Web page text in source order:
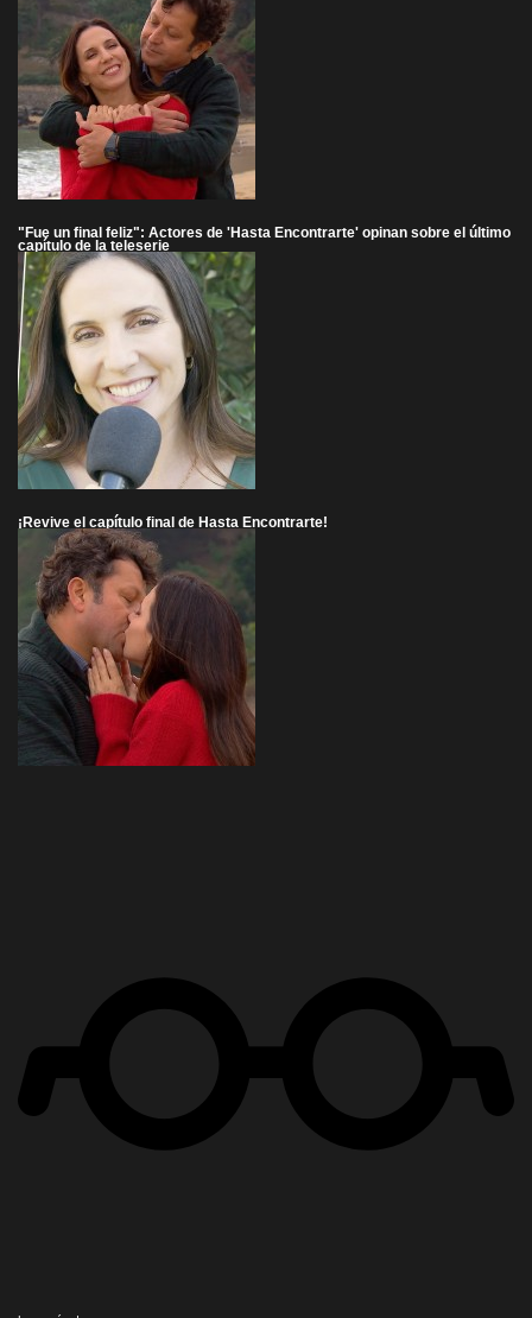
"Fue un final feliz": Actores de 'Hasta Encontrarte' opinan sobre el último
capítulo de la teleserie
¡Revive el capítulo final de Hasta Encontrarte!